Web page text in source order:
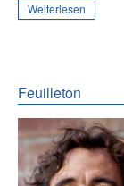
Weiterlesen
Feuilleton